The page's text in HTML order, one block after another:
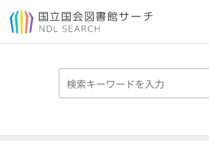
本文へ移動